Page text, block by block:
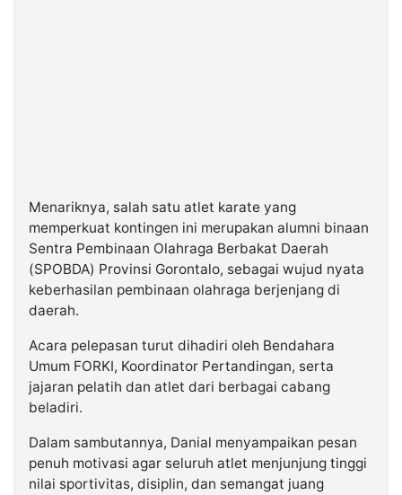
Menariknya, salah satu atlet karate yang
memperkuat kontingen ini merupakan alumni binaan
Sentra Pembinaan Olahraga Berbakat Daerah
(SPOBDA) Provinsi Gorontalo, sebagai wujud nyata
keberhasilan pembinaan olahraga berjenjang di
daerah.
Acara pelepasan turut dihadiri oleh Bendahara
Umum FORKI, Koordinator Pertandingan, serta
jajaran pelatih dan atlet dari berbagai cabang
beladiri.
Dalam sambutannya, Danial menyampaikan pesan
penuh motivasi agar seluruh atlet menjunjung tinggi
nilai sportivitas, disiplin, dan semangat juang